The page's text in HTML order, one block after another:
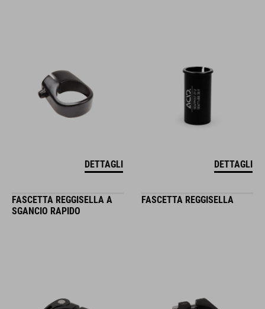
DETTAGLI DETTAGLI
FASCETTA REGGISELLA A
SGANCIO RAPIDO
FASCETTA REGGISELLA